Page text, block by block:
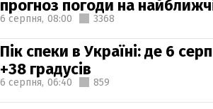
прогноз погоди на
6 серпня, 08:00 3368
Пік спеки в Україні: де 6
+38 градусів
6 серпня, 06:40 859